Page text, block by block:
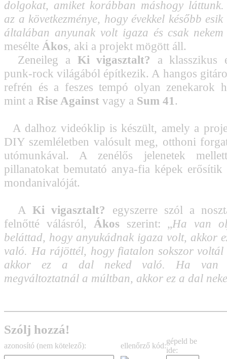
dolgokat, amiket korábban máshogy
az a következménye, hogy évekkel később
általában anyunak volt igaza és csak
mesélte Ákos, aki a projekt mögött áll.
Zeneileg a Ki vigasztalt? a klasszikus
punk-rock világából építkezik. A hangos
refrén és a feszes tempó olyan zenekarok
mint a Rise Against vagy a Sum 41.
A dalhoz videóklip is készült, amely a
DIY szemléletben valósult meg, otthoni
utómunkával. A zenélős jelenetek
pillanatokat bemutató anya-fia képek
mondanivalóját.
A Ki vigasztalt? egyszerre szól a
felnőtté válásról, Ákos szerint: „Ha van
beláttad, hogy anyukádnak igaza volt, akkor
való. Ha rájöttél, hogy fiatalon sokszor voltál
akkor ez a dal neked való. Ha van
megváltoztatnál a múltban, akkor ez a dal
Szólj hozzá!
azonosító (nem kötelező): ellenőrző kód:
gépeld be
ide: